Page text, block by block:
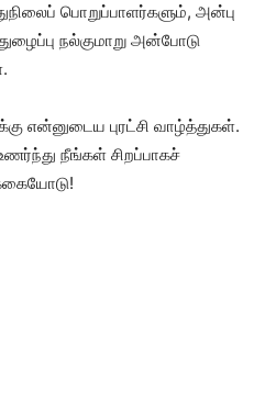
பொறுப்பாளர்களும், அன்பு
நல்குமாறு அன்போடு
என்னுடைய புரட்சி வாழ்த்துகள்.
நீங்கள் சிறப்பாகச்